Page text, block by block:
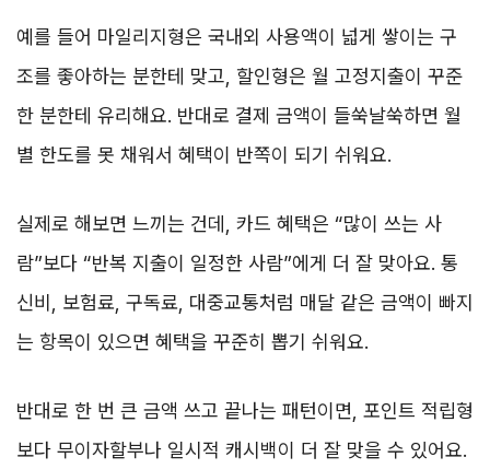
예를 들어 마일리지형은 국내외 사용액이 넓게 쌓이는 구
조를 좋아하는 분한테 맞고, 할인형은 월 고정지출이 꾸준
한 분한테 유리해요. 반대로 결제 금액이 들쑥날쑥하면 월
별 한도를 못 채워서 혜택이 반쪽이 되기 쉬워요.
실제로 해보면 느끼는 건데, 카드 혜택은 “많이 쓰는 사
람”보다 “반복 지출이 일정한 사람”에게 더 잘 맞아요. 통
신비, 보험료, 구독료, 대중교통처럼 매달 같은 금액이 빠지
는 항목이 있으면 혜택을 꾸준히 뽑기 쉬워요.
반대로 한 번 큰 금액 쓰고 끝나는 패턴이면, 포인트 적립형
보다 무이자할부나 일시적 캐시백이 더 잘 맞을 수 있어요.